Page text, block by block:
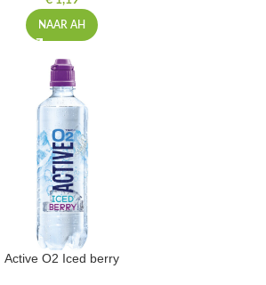
NAAR AH
Active O2 Iced berry